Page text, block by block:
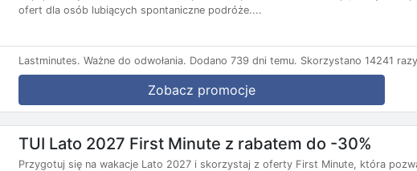
ofert dla osób lubiących spontaniczne podróże....
Lastminutes. Ważne do odwołania. Dodano 739 dni temu. Skorzystano 14241
Zobacz promocje
TUI Lato 2027 First Minute z rabatem do -30%
Przygotuj się na wakacje Lato 2027 i skorzystaj z oferty First Minute, która